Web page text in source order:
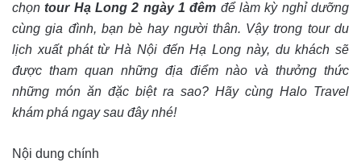
chọntour Hạ Long 2 ngày 1 đêm để làm kỳ nghỉ dưỡng
cùng gia đình, bạn bè hay người thân. Vậy trong tour du
lịch xuất phát từ Hà Nội đến Hạ Long này, du khách sẽ
được tham quan những địa điểm nào và thưởng thức
những món ăn đặc biệt ra sao? Hãy cùng Halo Travel
khám phá ngay sau đây nhé!
Nội dung chính